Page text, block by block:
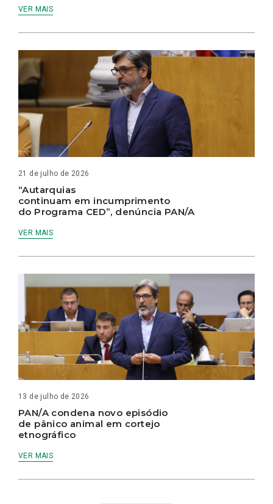
VER MAIS
21 de julho de 2026
“Autarquias
continuam em incumprimento
do Programa CED”, denúncia PAN/A
VER MAIS
13 de julho de 2026
PAN/A condena novo episódio
de pânico animal em cortejo
etnográfico
VER MAIS